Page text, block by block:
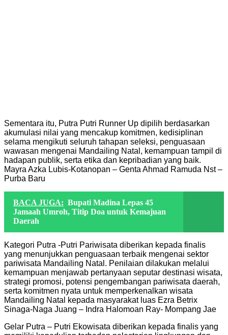
Sementara itu, Putra Putri Runner Up dipilih berdasarkan
akumulasi nilai yang mencakup komitmen, kedisiplinan
selama mengikuti seluruh tahapan seleksi, penguasaan
wawasan mengenai Mandailing Natal, kemampuan tampil di
hadapan publik, serta etika dan kepribadian yang baik.
Mayra Azka Lubis-Kotanopan – Genta Ahmad Ramuda Nst –
Purba Baru
BACA JUGA: Bupati Madina Lepas 45
Jamaah Umroh, Titip Doa untuk Kemajuan
Daerah
Kategori Putra -Putri Pariwisata diberikan kepada finalis
yang menunjukkan penguasaan terbaik mengenai sektor
pariwisata Mandailing Natal. Penilaian dilakukan melalui
kemampuan menjawab pertanyaan seputar destinasi wisata,
strategi promosi, potensi pengembangan pariwisata daerah,
serta komitmen nyata untuk memperkenalkan wisata
Mandailing Natal kepada masyarakat luas Ezra Betrix
Sinaga-Naga Juang – Indra Halomoan Ray- Mompang Jae
Gelar Putra – Putri Ekowisata diberikan kepada finalis yang